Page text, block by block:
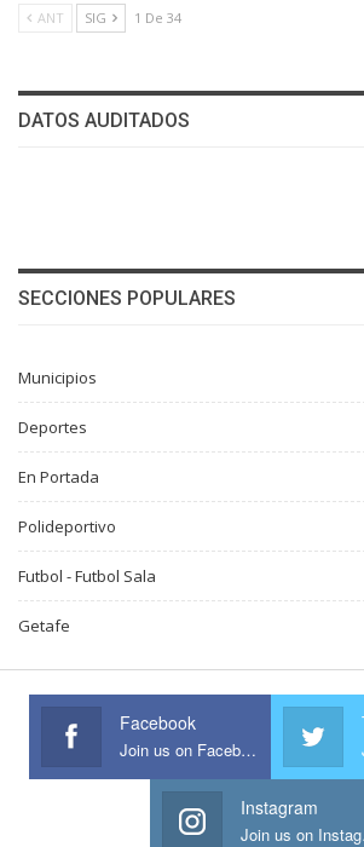
ANT SIG 1 De 34
DATOS AUDITADOS
SECCIONES POPULARES
Municipios
Deportes
En Portada
Polideportivo
Futbol - Futbol Sala
Getafe
Facebook
Join us on Facebook
Instagram